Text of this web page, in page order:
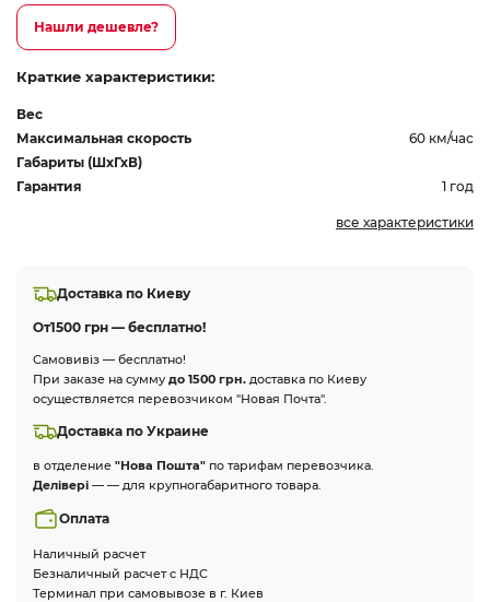
Нашли дешевле?
Краткие характеристики:
Вес
Максимальная скорость
60 км/час
Габариты (ШхГхВ)
Гарантия
1 год
все характеристики
Доставка по Киеву
От1500 грн — бесплатно!
Самовивіз — бесплатно!
При заказе на сумму до 1500 грн. доставка по Киеву
осуществляется перевозчиком "Новая Почта".
Доставка по Украине
в отделение "Нова Пошта" по тарифам перевозчика.
Делівері — — для крупногабаритного товара.
Оплата
Наличный расчет
Безналичный расчет с НДС
Терминал при самовывозе в г. Киев